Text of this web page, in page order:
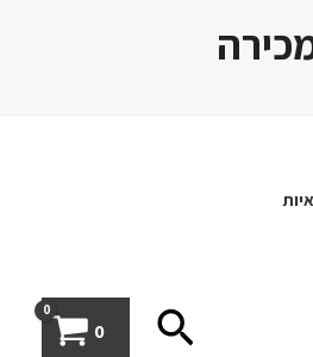
חיפוש0